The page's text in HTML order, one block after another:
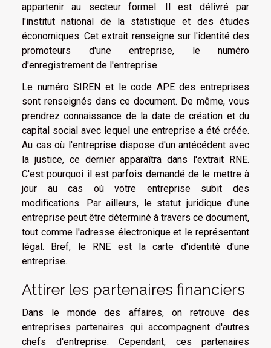
appartenir au secteur formel. Il est délivré par
l'institut national de la statistique et des études
économiques. Cet extrait renseigne sur l'identité des
promoteurs d'une entreprise, le numéro
d'enregistrement de l'entreprise.
Le numéro SIREN et le code APE des entreprises
sont renseignés dans ce document. De même, vous
prendrez connaissance de la date de création et du
capital social avec lequel une entreprise a été créée.
Au cas où l'entreprise dispose d'un antécédent avec
la justice, ce dernier apparaîtra dans l'extrait RNE.
C'est pourquoi il est parfois demandé de le mettre à
jour au cas où votre entreprise subit des
modifications. Par ailleurs, le statut juridique d'une
entreprise peut être déterminé à travers ce document,
tout comme l'adresse électronique et le représentant
légal. Bref, le RNE est la carte d'identité d'une
entreprise.
Attirer les partenaires financiers
Dans le monde des affaires, on retrouve des
entreprises partenaires qui accompagnent d'autres
chefs d'entreprise. Cependant, ces partenaires